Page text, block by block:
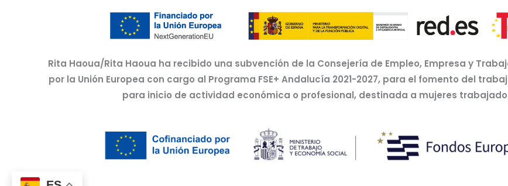
Rita Haoua/Rita Haoua ha recibido una subvención de la Consejería de Empleo, Empresa y
por la Unión Europea con cargo al Programa FSE+ Andalucía 2021-2027, para el fomento del
para inicio de actividad económica o profesional, destinada a mujeres